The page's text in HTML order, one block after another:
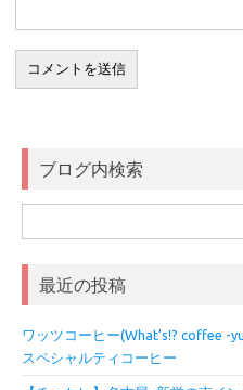
ブログ内検索
索:
最近の投稿
ワッツコーヒー(What’s!? coffee -
スペシャルティコーヒー